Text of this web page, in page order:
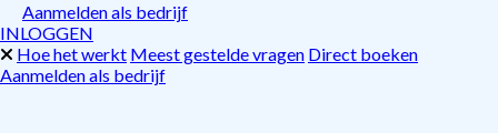
Aanmelden als bedrijf
INLOGGEN
Hoe het werkt Meest gestelde vragen Direct boeken
Aanmelden als bedrijf